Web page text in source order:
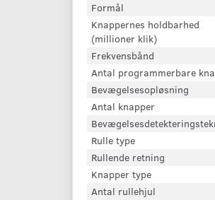
Formål
Knappernes holdbarhed
(millioner klik)
Frekvensbånd
Antal programmerbare
Bevægelsesopløsning
Antal knapper
Rulle type
Rullende retning
Knapper type
Antal rullehjul